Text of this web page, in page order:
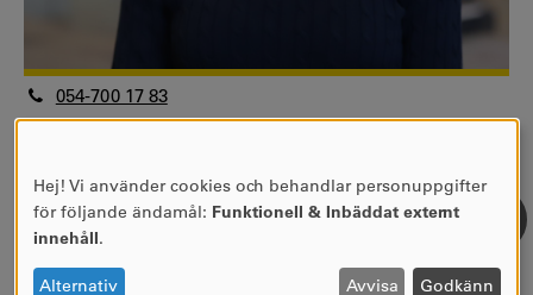
054-700 17 83
076-134 97 85
Forskningsrådgivare
Centrala stödfunktioner
Universitetsbiblioteket
Se forskarprofil
ANVÄNDNING
AV
OCH
Hej! Vi använder cookies och behandlar personuppgifter
för följande ändamål: Funktionell & Inbäddat externt
innehåll.
Alternativ Avvisa Godkänn